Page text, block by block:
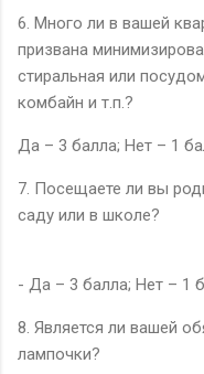
6. Много ли в вашей
призвана
стиральная или
комбайн и т.п.?
Да – 3 балла; Нет – 1
7. Посещаете ли вы
саду или в школе?
- Да – 3 балла; Нет – 1
8. Является ли вашей
лампочки?